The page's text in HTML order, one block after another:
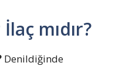
mıdır?
Denildiğinde